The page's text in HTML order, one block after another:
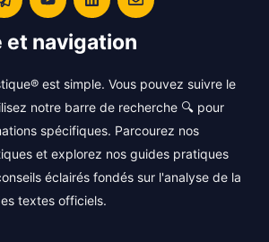
et navigation
est simple. Vous pouvez suivre le
notre barre de recherche 🔍 pour
spécifiques. Parcourez nos
et explorez nos guides pratiques
éclairés fondés sur l'analyse de la
textes officiels.